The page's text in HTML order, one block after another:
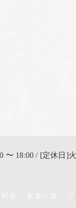
〜 18:00 / [定休日]火